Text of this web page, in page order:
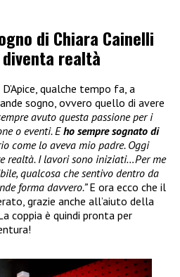
di Chiara Cainelli
diventa realtà
qualche tempo fa, a
sogno, ovvero quello di avere
avuto questa passione per i
o eventi. Eho sempre sognato di
come lo aveva mio padre. Oggi
realtà. I lavori sono iniziati…Per me
qualcosa che sentivo dentro da
forma davvero.”E ora ecco che il
grazie anche all’aiuto della
coppia è quindi pronta per